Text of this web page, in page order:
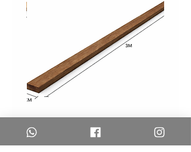
אגוז
לעיצוב
–
לעיצוב
–